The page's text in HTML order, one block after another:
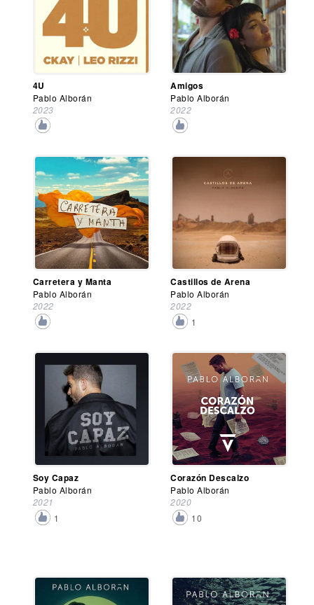
4U
Pablo Alborán
2023
Amigos
Pablo Alborán
2022
Carretera y Manta
Pablo Alborán
2022
Castillos de Arena
Pablo Alborán
2022
1
Soy Capaz
Pablo Alborán
2021
1
Corazón Descalzo
Pablo Alborán
2020
10